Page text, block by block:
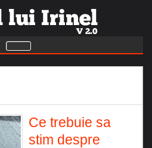
Ce trebuie sa
stim despre